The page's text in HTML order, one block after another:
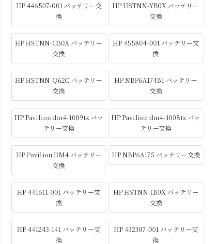
HP 446507-001 バッテリー交
換
HP HSTNN-YB0X バッテリー
交換
HP HSTNN-CB0X バッテリー
交換
HP 455804-001 バッテリー交
換
HP HSTNN-Q62C バッテリー
交換
HP NBP6A174B1 バッテリー
交換
HP Pavilion dm4-1009tx バッ
テリー交換
HP Pavilion dm4-1008tx バッ
テリー交換
HP Pavilion DM4 バッテリー
交換
HP NBP6A175 バッテリー交換
HP 441611-001 バッテリー交
換
HP HSTNN-IB0X バッテリー
交換
HP 441243-141 バッテリー交
換
HP 432307-001 バッテリー交
換